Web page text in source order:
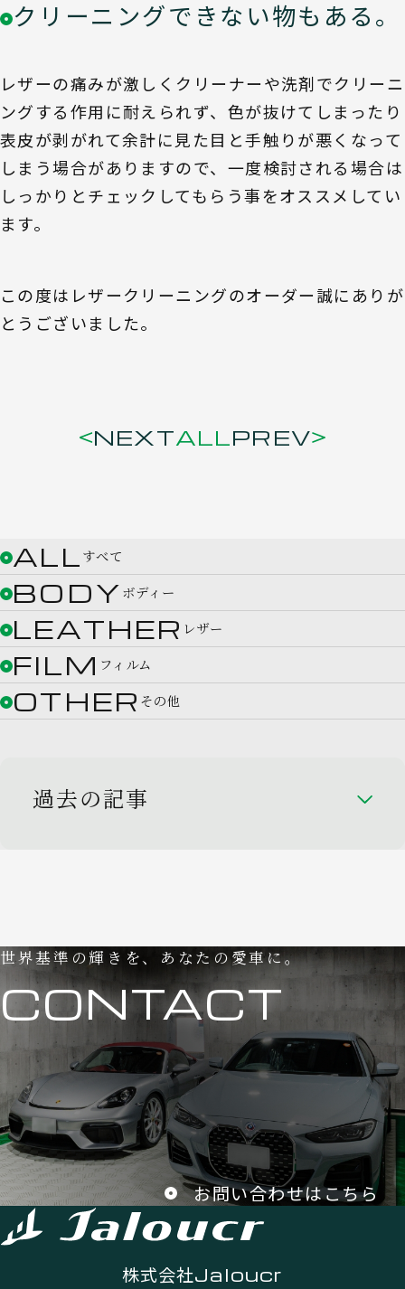
クリーニングできない物もある。
レザーの痛みが激しくクリーナーや洗剤でクリーニ
ングする作用に耐えられず、色が抜けてしまったり
表皮が剥がれて余計に見た目と手触りが悪くなって
しまう場合がありますので、一度検討される場合は
しっかりとチェックしてもらう事をオススメしてい
ます。
この度はレザークリーニングのオーダー誠にありが
とうございました。
NEXTALLPREV
ALL すべて
BODY ボディー
LEATHER レザー
FILM フィルム
OTHER その他
過去の記事
世界基準の輝きを、あなたの愛車に。
CONTACT
お問い合わせはこちら
株式会社Jaloucr